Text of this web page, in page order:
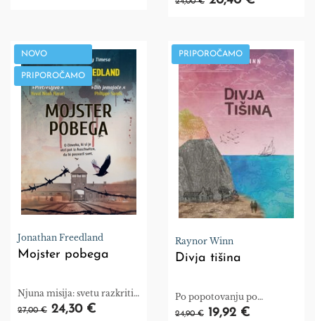
NOVO
PRIPOROČAMO
Jonathan Freedland
Mojster pobega
Njuna misija: svetu razkriti
resnico o holokavstu.
27,00 € 24,30 €
PRIPOROČAMO
Raynor Winn
Divja tišina
Po popotovanju po
Jugozahodni obalni poti je
24,90 € 19,92 €